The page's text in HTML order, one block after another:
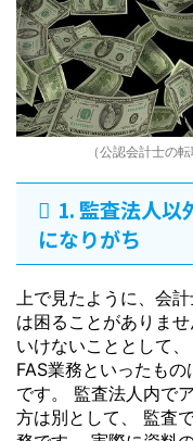
（公認会計士の
1. 監査法人以
になりがち
上で見たように、会
は困ることがありま
いけないこととして
FAS業務といったも
です。 監査法人内で
方は別として、 監査